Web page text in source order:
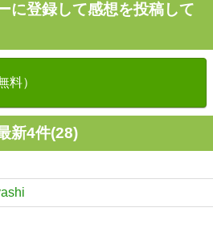
に登録して感想を投稿して
料）
新4件(28)